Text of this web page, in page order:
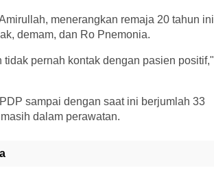
menerangkan remaja 20 tahun ini
demam, dan Ro Pnemonia.
pernah kontak dengan pasien positif,"
sampai dengan saat ini berjumlah 33
dalam perawatan.